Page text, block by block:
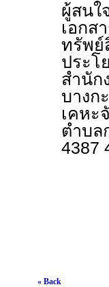
ผู้สนใ
เอกส
ทรัพย์
ประโ
สำนัก
บางก
เคหะ
ตำบล
4387
« Back